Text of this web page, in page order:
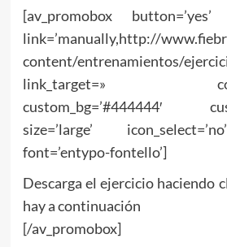
[av_promobox button=’yes’
link=’manually,http://
content/entrenamientos/
link_target=»
custom_bg=’#444444′
size=’large’
font=’entypo-fontello’]
Descarga el ejercicio haciendo
hay a continuación
[/av_promobox]